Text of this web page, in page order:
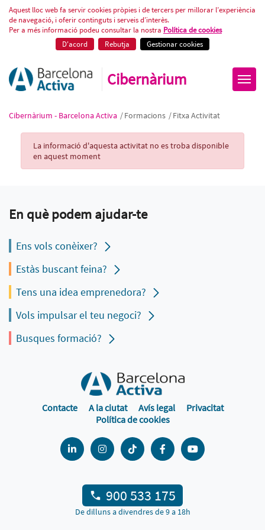
Fitxa Activitat
Aquest lloc web fa servir cookies pròpies i de tercers per millorar l’experiència
de navegació, i oferir continguts i serveis d’interès.
Per a més informació podeu consultar la nostra Política de cookies
D'acord
Rebutja Gestionar cookies
Cibernàrium
Cibernàrium - Barcelona Activa /Formacions /Fitxa Activitat
Activity Record
La informació d'aquesta activitat no es troba disponible
en aquest moment
En què podem ajudar-te
Ens vols conèixer?
Estàs buscant feina?
Tens una idea emprenedora?
Vols impulsar el teu negoci?
Busques formació?
Contacte A la ciutat Avís legal
Privacitat
Política de cookies
900 533 175
De dilluns a divendres de 9 a 18h